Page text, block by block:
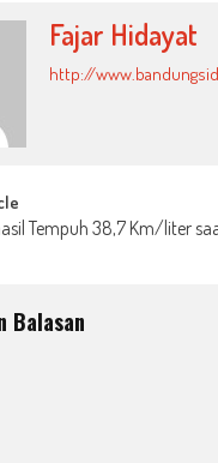
Fajar Hidayat
http://
Tempuh 38,7 Km/liter
Balasan